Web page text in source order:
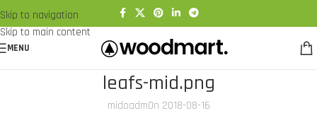
Skip to navigation
Skip to main content
MENU
leafs-mid.png
midoadmOn 2018-08-16